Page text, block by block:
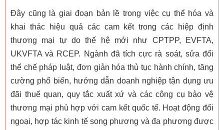
Đây cũng là giai đoạn bản lề trong việc cụ thể hóa và
khai thác hiệu quả các cam kết trong các hiệp định
thương mại tự do thế hệ mới như CPTPP, EVFTA,
UKVFTA và RCEP. Ngành đã tích cực rà soát, sửa đổi
thể chế pháp luật, đơn giản hóa thủ tục hành chính, tăng
cường phổ biến, hướng dẫn doanh nghiệp tận dụng ưu
đãi thuế quan, quy tắc xuất xứ và các công cụ bảo vệ
thương mại phù hợp với cam kết quốc tế. Hoạt động đối
ngoại, hợp tác kinh tế song phương và đa phương được